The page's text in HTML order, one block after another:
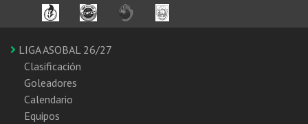
LIGA ASOBAL 26/27
Clasificación
Goleadores
Calendario
Equipos